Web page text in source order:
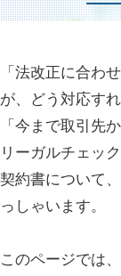
「法改正に合わ
が、どう対応す
「今まで取引先
リーガルチェッ
契約書について
っしゃいます。
このページでは